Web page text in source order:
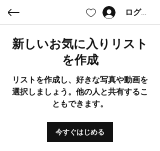
ログイン
新しいお気に入りリスト
を作成
リストを作成し、好きな写真や動画を
選択しましょう。他の人と共有するこ
ともできます。
今すぐはじめる